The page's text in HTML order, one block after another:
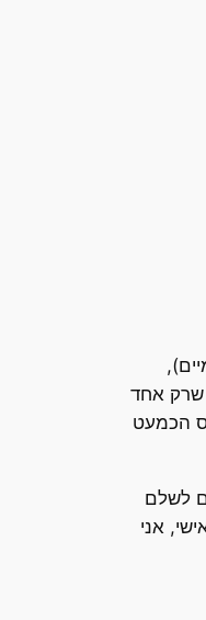
בעוד שרק אחד
הכמעט
לשלם
אני